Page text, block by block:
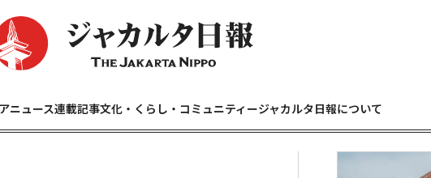
ニュース連載記事文化・くらし・コミュニティージャカルタ日報について